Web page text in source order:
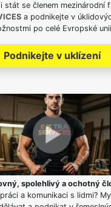
stát se členem mezinárodní
a podnikejte v
po celé Evropské
Podnikejte v uklízení
spolehlivý a ochotný
a komunikaci s lidmi?